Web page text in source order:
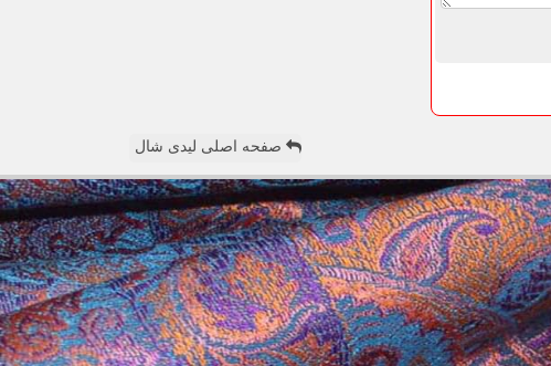
صفحه اصلی لیدی شال